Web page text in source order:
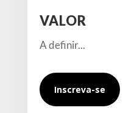
VALOR
A definir...
Inscreva-se